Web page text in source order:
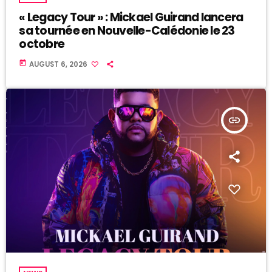
« Legacy Tour » : Mickael Guirand lancera
sa tournée en Nouvelle-Calédonie le 23
octobre
today AUGUST 6, 2026
insert_link